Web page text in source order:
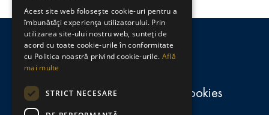
Regulamente
consumă-responsabil.ro
Politica de confidențialitate și cookies
Acest site web folosește cookie-uri pentru a
îmbunătăți experiența utilizatorului. Prin
utilizarea site-ului nostru web, sunteți de
acord cu toate cookie-urile în conformitate
cu Politica noastră privind cookie-urile. Află
mai multe
STRICT NECESARE